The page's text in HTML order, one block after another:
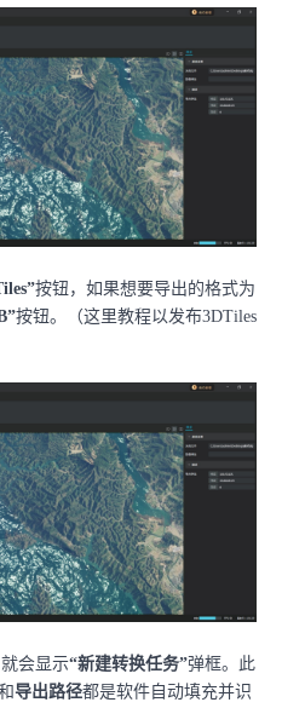
按钮，如果想要导出的格式为
按钮。（这里教程以发布3DTiles
会显示“新建转换任务”弹框。此
导出路径都是软件自动填充并识